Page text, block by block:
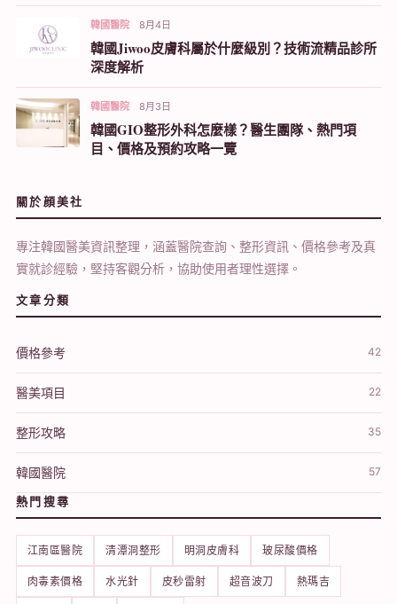
韓國醫院 8月4日
韓國Jiwoo皮膚科屬於什麼級別？技術流精品診所
深度解析
韓國醫院 8月3日
韓國GIO整形外科怎麼樣？醫生團隊、熱門項
目、價格及預約攻略一覽
關於顔美社
專注韓國醫美資訊整理，涵蓋醫院查詢、整形資訊、價格參考及真
實就診經驗，堅持客觀分析，協助使用者理性選擇。
文章分類
價格參考 42
醫美項目 22
整形攻略 35
韓國醫院 57
熱門搜尋
江南區醫院 清潭洞整形 明洞皮膚科 玻尿酸價格
肉毒素價格 水光針 皮秒雷射 超音波刀 熱瑪吉